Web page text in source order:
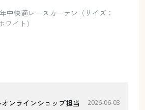
中快適レースカーテン（サイズ：
イト）
ンラインショップ担当 2026-06-03